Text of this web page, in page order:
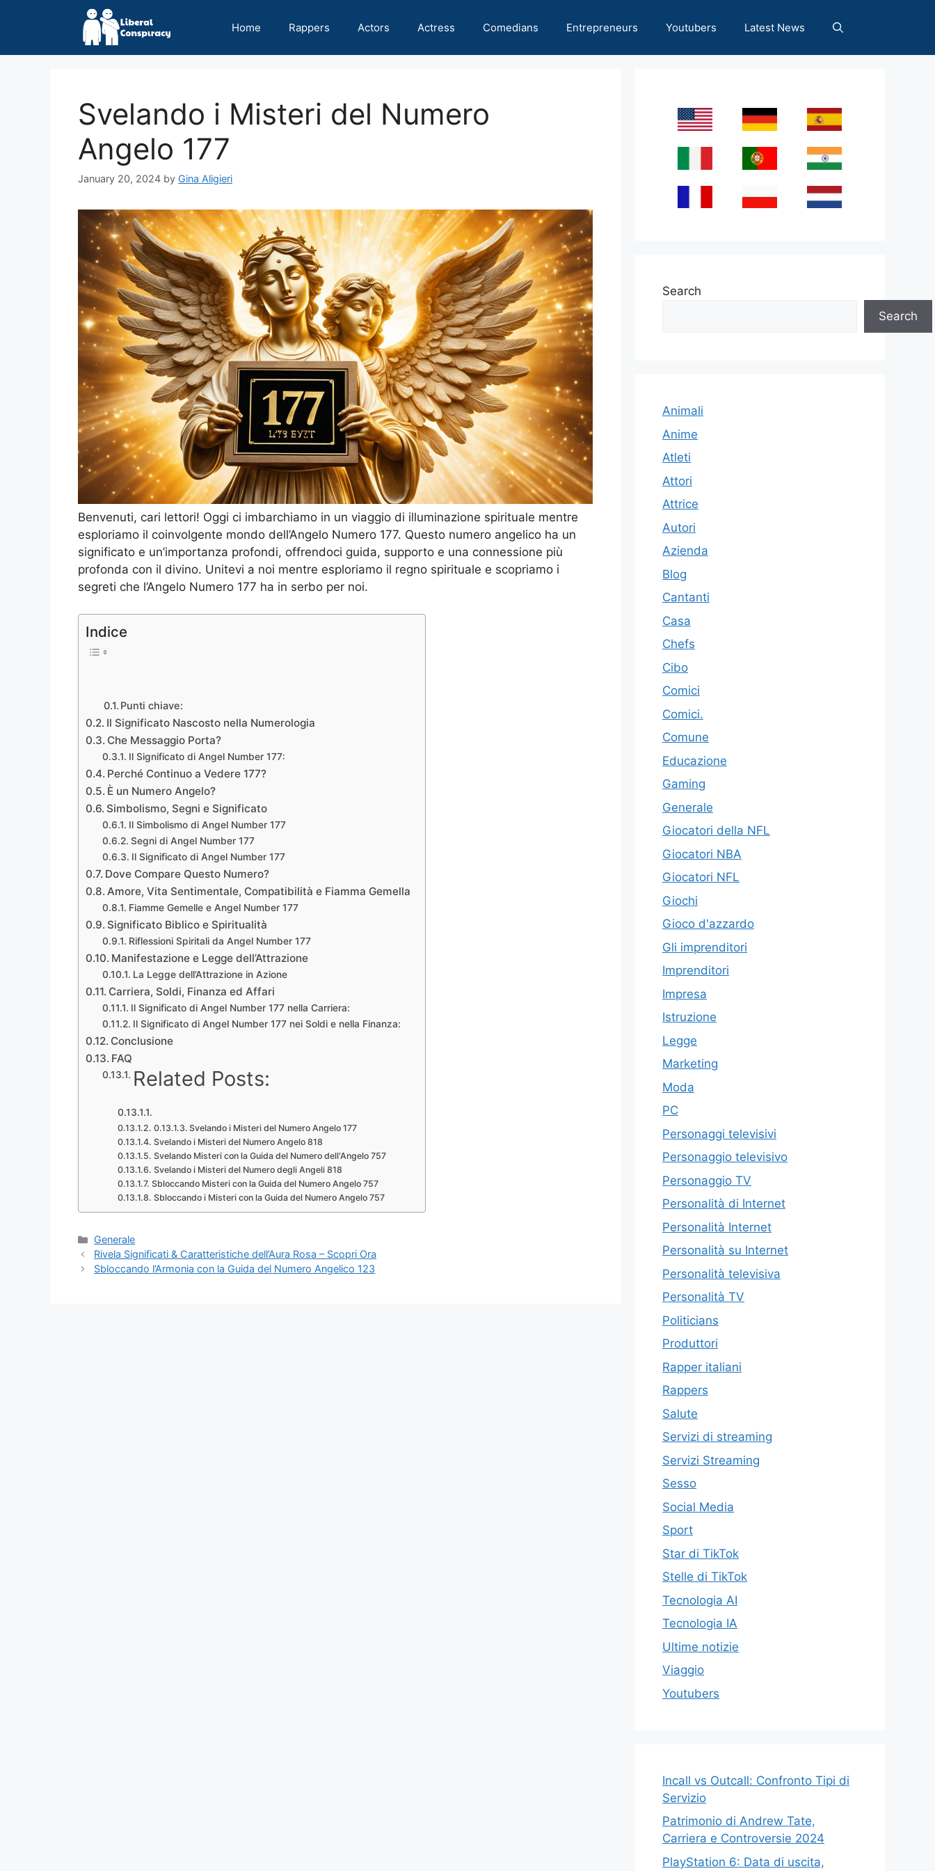
Home Rappers Actors Actress Comedians Entrepreneurs Youtubers Latest News
Svelando i Misteri del Numero
Angelo 177
January 20, 2024 by Gina Aligieri
Benvenuti, cari lettori! Oggi ci imbarchiamo in un viaggio di illuminazione spirituale mentre
esploriamo il coinvolgente mondo dell’Angelo Numero 177. Questo numero angelico ha un
significato e un’importanza profondi, offrendoci guida, supporto e una connessione più
profonda con il divino. Unitevi a noi mentre esploriamo il regno spirituale e scopriamo i
segreti che l’Angelo Numero 177 ha in serbo per noi.
Indice
Punti chiave:
Il Significato Nascosto nella Numerologia
Che Messaggio Porta?
Il Significato di Angel Number 177:
Perché Continuo a Vedere 177?
È un Numero Angelo?
Simbolismo, Segni e Significato
Il Simbolismo di Angel Number 177
Segni di Angel Number 177
Il Significato di Angel Number 177
Dove Compare Questo Numero?
Amore, Vita Sentimentale, Compatibilità e Fiamma Gemella
Fiamme Gemelle e Angel Number 177
Significato Biblico e Spiritualità
Riflessioni Spiritali da Angel Number 177
Manifestazione e Legge dell’Attrazione
La Legge dell’Attrazione in Azione
Carriera, Soldi, Finanza ed Affari
Il Significato di Angel Number 177 nella Carriera:
Il Significato di Angel Number 177 nei Soldi e nella Finanza:
Conclusione
FAQ
Related Posts:
Svelando i Misteri del Numero Angelo 177
Svelando i Misteri del Numero Angelo 818
Svelando Misteri con la Guida del Numero dell'Angelo 757
Svelando i Misteri del Numero degli Angeli 818
Sbloccando Misteri con la Guida del Numero Angelo 757
Sbloccando i Misteri con la Guida del Numero Angelo 757
Categories
Generale
Rivela Significati & Caratteristiche dell’Aura Rosa – Scopri Ora
Sbloccando l’Armonia con la Guida del Numero Angelico 123
Search
Search
Animali
Anime
Atleti
Attori
Attrice
Autori
Azienda
Blog
Cantanti
Casa
Chefs
Cibo
Comici
Comici.
Comune
Educazione
Gaming
Generale
Giocatori della NFL
Giocatori NBA
Giocatori NFL
Giochi
Gioco d'azzardo
Gli imprenditori
Imprenditori
Impresa
Istruzione
Legge
Marketing
Moda
PC
Personaggi televisivi
Personaggio televisivo
Personaggio TV
Personalità di Internet
Personalità Internet
Personalità su Internet
Personalità televisiva
Personalità TV
Politicians
Produttori
Rapper italiani
Rappers
Salute
Servizi di streaming
Servizi Streaming
Sesso
Social Media
Sport
Star di TikTok
Stelle di TikTok
Tecnologia AI
Tecnologia IA
Ultime notizie
Viaggio
Youtubers
Incall vs Outcall: Confronto Tipi di
Servizio
Patrimonio di Andrew Tate,
Carriera e Controversie 2024
PlayStation 6: Data di uscita,